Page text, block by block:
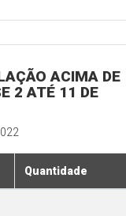
ACIMA DE
2 ATÉ 11 DE
Quantidade